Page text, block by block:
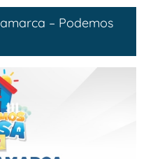
– Podemos